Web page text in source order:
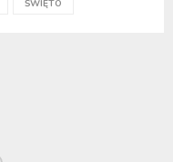
ŚWIĘTO